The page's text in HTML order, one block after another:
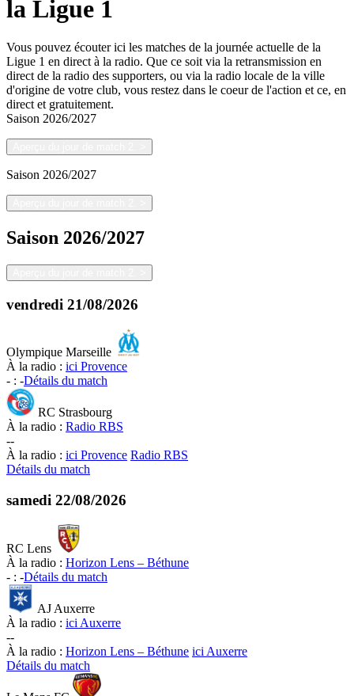
la Ligue 1
Vous pouvez écouter ici les matches de la journée actuelle de la
Ligue 1 en direct à la radio. Que ce soit via la retransmission en
direct de la radio des supporters, ou via la radio locale de la ville
d'origine de votre club, vous restez dans le coeur de l'action et ce, en
direct et gratuitement.
Saison 2026/2027
Saison 2026/2027
Saison 2026/2027
vendredi 21/08/2026
Olympique Marseille
À la radio : ici Provence
- : -Détails du match
RC Strasbourg
À la radio : Radio RBS
--
À la radio : ici Provence Radio RBS
Détails du match
samedi 22/08/2026
RC Lens
À la radio : Horizon Lens – Béthune
- : -Détails du match
AJ Auxerre
À la radio : ici Auxerre
--
À la radio : Horizon Lens – Béthune ici Auxerre
Détails du match